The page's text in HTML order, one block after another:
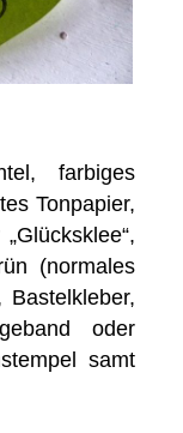
farbiges
Tonpapier,
(normales
oder
samt